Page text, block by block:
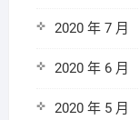
2020 年 7 月
2020 年 6 月
2020 年 5 月